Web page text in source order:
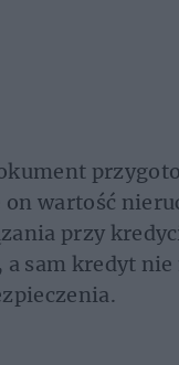
wartość
przy
sam kredyt